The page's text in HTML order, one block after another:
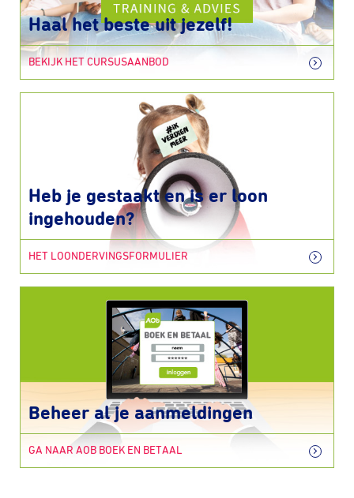
Haal het beste uit jezelf!
BEKIJK HET CURSUSAANBOD
Heb je gestaakt en is er loon
ingehouden?
HET LOONDERVINGSFORMULIER
Beheer al je aanmeldingen
GA NAAR AOB BOEK EN BETAAL